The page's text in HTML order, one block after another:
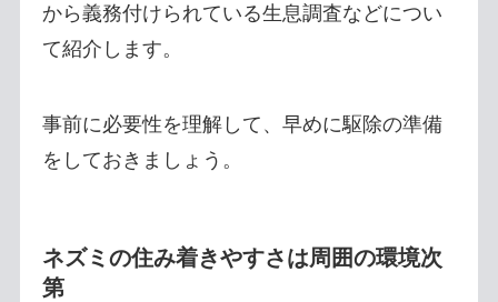
から義務付けられている生息調査などについ
て紹介します。
事前に必要性を理解して、早めに駆除の準備
をしておきましょう。
ネズミの住み着きやすさは周囲の環境次
第